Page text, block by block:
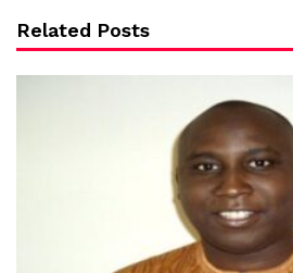
Related Posts